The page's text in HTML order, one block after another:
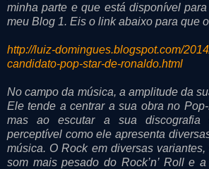
minha parte e que está disponível
meu Blog 1. Eis o link abaixo para que
http://luiz-domingues.blogspot.com/
candidato-pop-star-de-ronaldo.html
No campo da música, a amplitude da
Ele tende a centrar a sua obra no
mas ao escutar a sua
perceptível como ele apresenta
música. O Rock em diversas
som mais pesado do Rock’n’ Roll e